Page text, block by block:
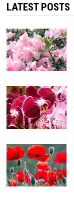
LATEST POSTS